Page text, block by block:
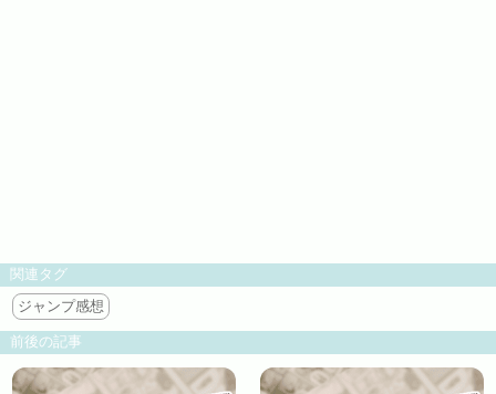
関連タグ
ジャンプ感想
前後の記事